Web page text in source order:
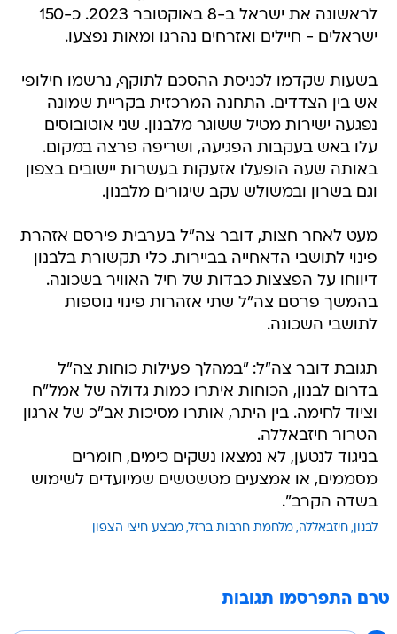
לראשונה את ישראל ב-8 באוקטובר 2023. כ-150
ישראלים - חיילים ואזרחים נהרגו ומאות נפצעו.
בשעות שקדמו לכניסת ההסכם לתוקף, נרשמו חילופי
אש בין הצדדים. התחנה המרכזית בקריית שמונה
נפגעה ישירות מטיל ששוגר מלבנון. שני אוטובוסים
עלו באש בעקבות הפגיעה, ושריפה פרצה במקום.
באותה שעה הופעלו אזעקות בעשרות יישובים בצפון
וגם בשרון ובמשולש עקב שיגורים מלבנון.
מעט לאחר חצות, דובר צה"ל בערבית פירסם אזהרת
פינוי לתושבי הדאחייה בביירות. כלי תקשורת בלבנון
דיווחו על הפצצות כבדות של חיל האוויר בשכונה.
בהמשך פרסם צה"ל שתי אזהרות פינוי נוספות
לתושבי השכונה.
תגובת דובר צה"ל: "במהלך פעילות כוחות צה"ל
בדרום לבנון, הכוחות איתרו כמות גדולה של אמל"ח
וציוד לחימה. בין היתר, אותרו מסיכות אב"כ של ארגון
הטרור חיזבאללה.
בניגוד לנטען, לא נמצאו נשקים כימים, חומרים
מסממים, או אמצעים מטשטשים שמיועדים לשימוש
בשדה הקרב".
לבנון חיזבאללה מלחמת חרבות ברזל מבצע חיצי הצפון
טרם התפרסמו תגובות